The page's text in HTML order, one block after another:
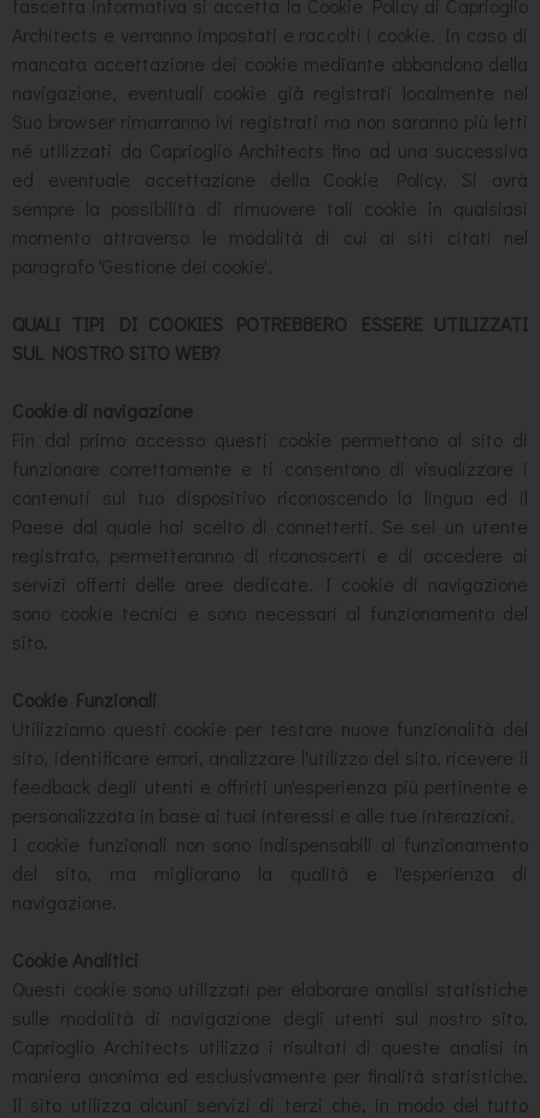
fascetta informativa si accetta la Cookie Policy di Caprioglio
Architects e verranno impostati e raccolti i cookie. In caso di
mancata accettazione dei cookie mediante abbandono della
navigazione, eventuali cookie già registrati localmente nel
Suo browser rimarranno ivi registrati ma non saranno più letti
né utilizzati da Caprioglio Architects fino ad una successiva
ed eventuale accettazione della Cookie Policy. Si avrà
sempre la possibilità di rimuovere tali cookie in qualsiasi
momento attraverso le modalità di cui ai siti citati nel
paragrafo 'Gestione dei cookie'.
QUALI TIPI DI COOKIES POTREBBERO ESSERE UTILIZZATI
SUL NOSTRO SITO WEB?
Cookie di navigazione
Fin dal primo accesso questi cookie permettono al sito di
funzionare correttamente e ti consentono di visualizzare i
contenuti sul tuo dispositivo riconoscendo la lingua ed il
Paese dal quale hai scelto di connetterti. Se sei un utente
registrato, permetteranno di riconoscerti e di accedere ai
servizi offerti delle aree dedicate. I cookie di navigazione
sono cookie tecnici e sono necessari al funzionamento del
sito.
Cookie Funzionali
Utilizziamo questi cookie per testare nuove funzionalità del
sito, identificare errori, analizzare l'utilizzo del sito, ricevere il
feedback degli utenti e offrirti un'esperienza più pertinente e
personalizzata in base ai tuoi interessi e alle tue interazioni.
I cookie funzionali non sono indispensabili al funzionamento
del sito, ma migliorano la qualità e l'esperienza di
navigazione.
Cookie Analitici
Questi cookie sono utilizzati per elaborare analisi statistiche
sulle modalità di navigazione degli utenti sul nostro sito.
Caprioglio Architects utilizza i risultati di queste analisi in
maniera anonima ed esclusivamente per finalità statistiche.
Il sito utilizza alcuni servizi di terzi che, in modo del tutto